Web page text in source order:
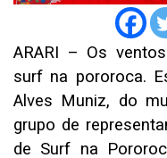
ARARI – Os
surf na pororoca.
Alves Muniz, do
grupo de
de Surf na